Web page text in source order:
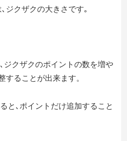
ジクザクの大きさです｡
ジクザクのポイントの数を増や
することが出来ます。
と､ポイントだけ追加すること